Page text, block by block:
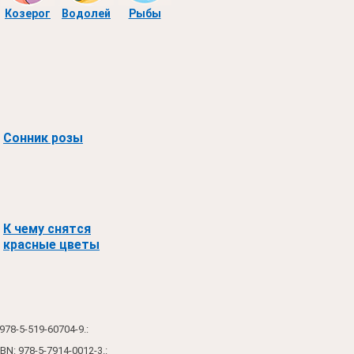
Козерог Водолей Рыбы
Сонник розы
К чему снятся
красные цветы
5-519-60704-9.:
978-5-7914-0012-3.: